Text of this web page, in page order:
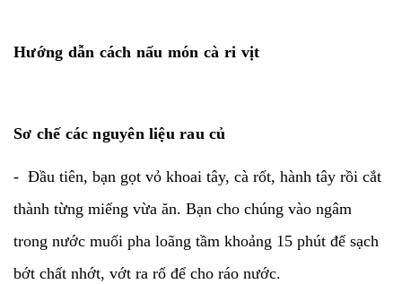
Hướng dẫn cách nấu món cà ri vịt
Sơ chế các nguyên liệu rau củ
- Đầu tiên, bạn gọt vỏ khoai tây, cà rốt, hành tây rồi cắt
thành từng miếng vừa ăn. Bạn cho chúng vào ngâm
trong nước muối pha loãng tầm khoảng 15 phút để sạch
bớt chất nhớt, vớt ra rổ để cho ráo nước.